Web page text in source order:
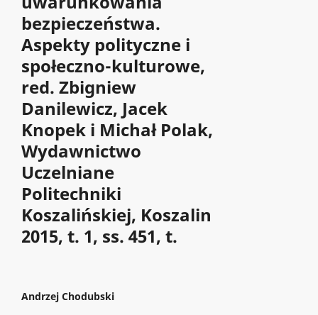
bezpieczeństwa.
Aspekty polityczne i
społeczno-kulturowe,
red. Zbigniew
Danilewicz, Jacek
Knopek i Michał Polak,
Wydawnictwo
Uczelniane
Politechniki
Koszalińskiej, Koszalin
2015, t. 1, ss. 451, t.
Andrzej Chodubski